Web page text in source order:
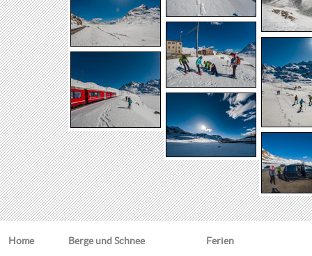
Home Berge und Schnee Ferien